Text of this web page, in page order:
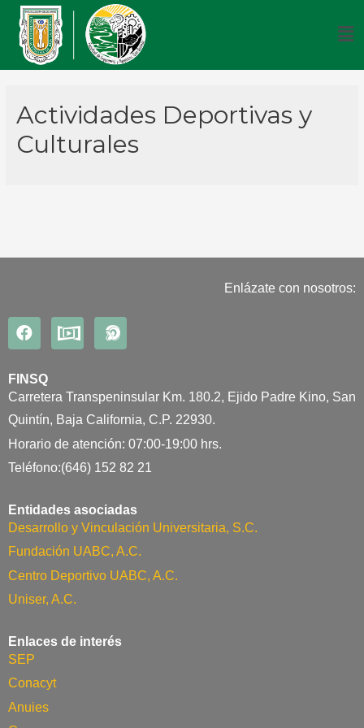
Actividades Deportivas y
Culturales
Enlázate con nosotros:
FINSQ
Carretera Transpeninsular Km. 180.2, Ejido Padre Kino, San
Quintín, Baja California, C.P. 22930.
Horario de atención: 07:00-19:00 hrs.
Teléfono:(646) 152 82 21
Entidades asociadas
Desarrollo y Vinculación Universitaria, S.C.
Fundación UABC, A.C.
Centro Deportivo UABC, A.C.
Uniser, A.C.
Enlaces de interés
SEP
Conacyt
Anuies